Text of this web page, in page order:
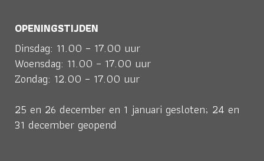
OPENINGSTIJDEN
Dinsdag: 11.00 – 17.00 uur
Woensdag: 11.00 – 17.00 uur
Zondag: 12.00 – 17.00 uur
25 en 26 december en 1 januari gesloten; 24 en
31 december geopend